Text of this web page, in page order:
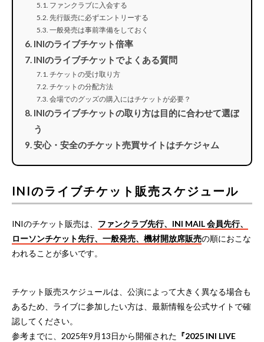
ファンクラブに入会する
先行販売に必ずエントリーする
一般発売は事前準備をしておく
INIのライブチケット倍率
INIのライブチケットでよくある質問
チケットの受け取り方
チケットの分配方法
会場でのグッズの購入にはチケットが必要？
INIのライブチケットの取り方は目的に合わせて選ぼ
う
安心・安全のチケット売買サイトはチケジャム
INIのライブチケット販売スケジュール
INIのチケット販売は、 ファンクラブ先行、INI MAIL 会員先行、
ローソンチケット先行、一般発売、機材開放席販売の順におこな
われることが多いです。
チケット販売スケジュールは、公演によって大きく異なる場合も
あるため、ライブに参加したい方は、最新情報を公式サイトで確
認してください。
参考までに、2025年9月13日から開催された 『2025 INI LIVE